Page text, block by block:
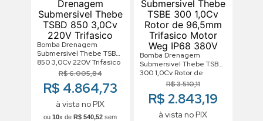
Bomba Drenagem
Submersivel Thebe TSBD
850 3,0Cv 220V Trifasico
R$6.005,84
R$ 4.864,73
à vista no PIX
ou 10x de R$ 540,52 sem
Bomba Drenagem
Submersivel Thebe TSBE
300 1,0Cv Rotor de
96,5mm Trifasico Motor
R$3.510,11
R$ 2.843,19
à vista no PIX